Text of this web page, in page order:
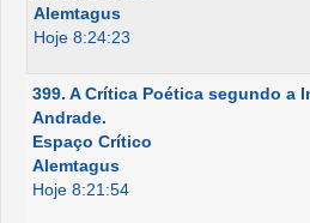
Alemtagus
Hoje 8:24:23
399. A Crítica Poética segundo a
Andrade.
Espaço Crítico
Alemtagus
Hoje 8:21:54